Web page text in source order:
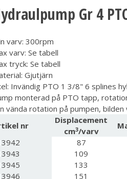
Skapa nytt konto
Gr 4
varv: 300rpm
varv: Se tabell
tryck: Se tabell
Gjutjärn
Invändig PTO 1 3/8" 6 splines
monterad på PTO tapp,
vända rotation på pumpen,
nr
Displacement
cm3/varv
87
109
133
151